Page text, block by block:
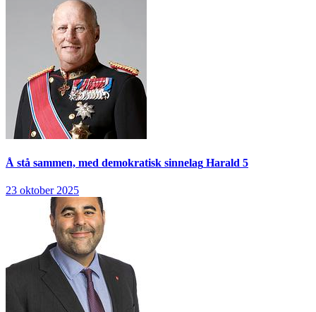
Å stå sammen, med demokratisk sinnelag Harald 5
23 oktober 2025